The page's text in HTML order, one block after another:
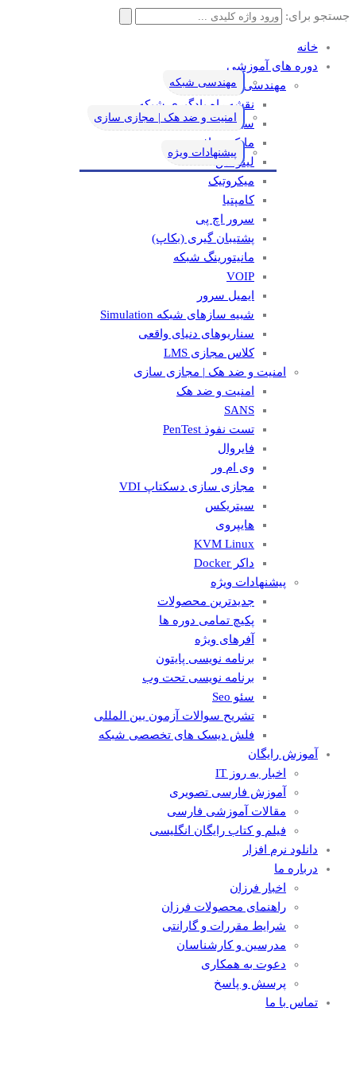
جستجو برای:
خانه
دوره های آموزشی
مهندسی شبکه
نقشه راه یادگیری شبکه
سیسکو
مایکروسافت
لینوکس
میکروتیک
کامپتیا
سرور اچ پی
پشتیبان گیری (بکاپ)
مانيتورينگ شبکه
VOIP
ایمیل سرور
شبیه سازهای شبکه Simulation
سناریوهای دنیای واقعی
کلاس مجازی LMS
امنیت و ضد هک | مجازی سازی
امنیت و ضد هک
SANS
تست نفوذ PenTest
فایروال
وی ام ور
مجازی سازی دسکتاپ VDI
سیتریکس
هایپروی
KVM Linux
داکر Docker
پیشنهادات ویژه
جدیدترین محصولات
پکیچ تمامی دوره ها
آفرهای ویژه
برنامه نویسی پایتون
برنامه نویسی تحت وب
سئو Seo
تشریح سوالات آزمون بین المللی
فلش دیسک های تخصصی شبکه
آموزش رایگان
اخبار به روز IT
آموزش فارسی تصویری
مقالات آموزشی فارسی
فیلم و کتاب رایگان انگلیسی
دانلود نرم افزار
درباره ما
اخبار فرزان
راهنمای محصولات فرزان
شرایط مقررات و گارانتی
مدرسین و کارشناسان
دعوت به همکاری
پرسش و پاسخ
تماس با ما
مهندسی شبکه
امنیت و ضد هک | مجازی سازی
پیشنهادات ویژه